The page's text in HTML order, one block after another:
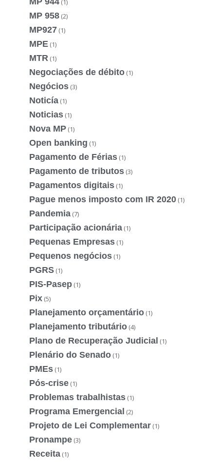
(1)
MP 958 (2)
MP927 (1)
MPE (1)
MTR (1)
Negociações de débito (1)
Negócios (3)
Noticía (1)
Noticias (1)
Nova MP (1)
Open banking (1)
Pagamento de Férias (1)
Pagamento de tributos (3)
Pagamentos digitais (1)
Pague menos imposto com IR 2020 (1)
Pandemia (7)
Participação acionária (1)
Pequenas Empresas (1)
Pequenos negócios (1)
PGRS (1)
PIS-Pasep (1)
Pix (5)
Planejamento orçamentário (1)
Planejamento tributário (4)
Plano de Recuperação Judicial (1)
Plenário do Senado (1)
PMEs (1)
Pós-crise (1)
Problemas trabalhistas (1)
Programa Emergencial (2)
Projeto de Lei Complementar (1)
Pronampe (3)
Receita (1)